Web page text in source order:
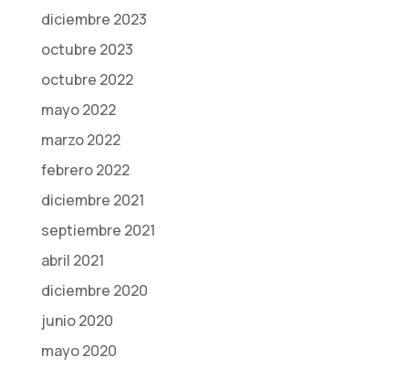
diciembre 2023
octubre 2023
octubre 2022
mayo 2022
marzo 2022
febrero 2022
diciembre 2021
septiembre 2021
abril 2021
diciembre 2020
junio 2020
mayo 2020